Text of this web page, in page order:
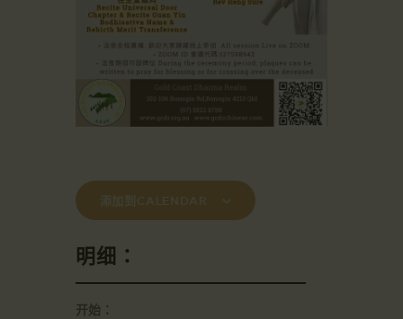
添加到CALENDAR
明细：
开始：